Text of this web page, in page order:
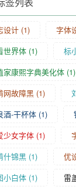
设计 (1) 字体
世界体 (1) 标
家康熙字典美化体 (1)
网故障黑 (1)
酒-干杯体 (1)
少女字体 (1)
什锦黑 (1) 优
小白体 (1) 雷